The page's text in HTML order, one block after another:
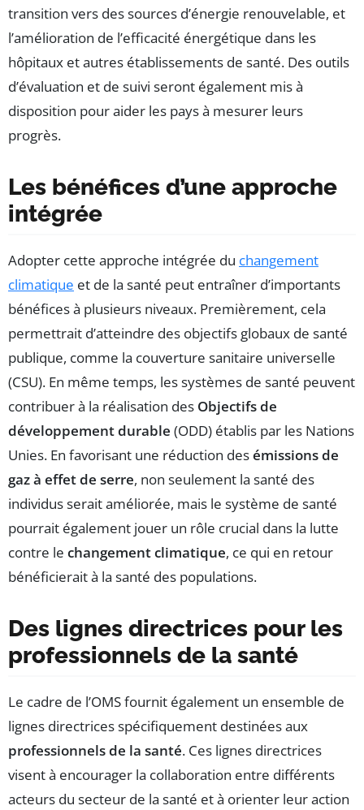
transition vers des sources d’énergie renouvelable, et
l’amélioration de l’efficacité énergétique dans les
hôpitaux et autres établissements de santé. Des outils
d’évaluation et de suivi seront également mis à
disposition pour aider les pays à mesurer leurs
progrès.
Les bénéfices d’une approche
intégrée
Adopter cette approche intégrée du changement
climatique et de la santé peut entraîner d’importants
bénéfices à plusieurs niveaux. Premièrement, cela
permettrait d’atteindre des objectifs globaux de santé
publique, comme la couverture sanitaire universelle
(CSU). En même temps, les systèmes de santé peuvent
contribuer à la réalisation des Objectifs de
développement durable (ODD) établis par les Nations
Unies. En favorisant une réduction desémissions de
gaz à effet de serre, non seulement la santé des
individus serait améliorée, mais le système de santé
pourrait également jouer un rôle crucial dans la lutte
contre le changement climatique, ce qui en retour
bénéficierait à la santé des populations.
Des lignes directrices pour les
professionnels de la santé
Le cadre de l’OMS fournit également un ensemble de
lignes directrices spécifiquement destinées aux
professionnels de la santé. Ces lignes directrices
visent à encourager la collaboration entre différents
acteurs du secteur de la santé et à orienter leur action